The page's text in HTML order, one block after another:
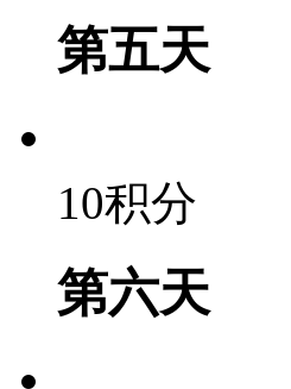
第五天
10积分
第六天